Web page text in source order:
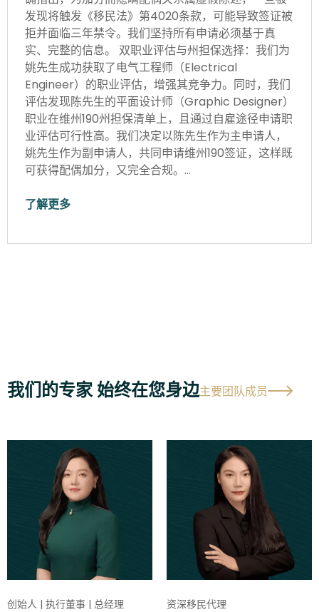
发现将触发《移民法》第4020条款，可能导致签证被
拒并面临三年禁令。我们坚持所有申请必须基于真
实、完整的信息。 双职业评估与州担保选择：我们为
姚先生成功获取了电气工程师（Electrical
Engineer）的职业评估，增强其竞争力。同时，我们
评估发现陈先生的平面设计师（Graphic Designer）
职业在维州190州担保清单上，且通过自雇途径申请职
业评估可行性高。我们决定以陈先生作为主申请人，
姚先生作为副申请人，共同申请维州190签证，这样既
可获得配偶加分，又完全合规。…
了解更多
我们的专家 始终在您身边主要团队成员
创始人 | 执行董事 | 总经理 资深移民代理